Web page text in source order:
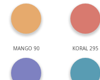
MANGO 90 KORAL 295